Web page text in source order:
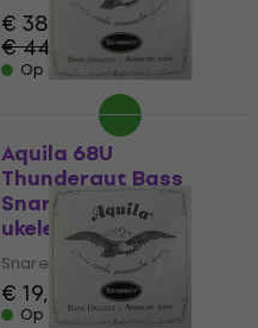
€ 38,20
€ 44,40
- 14 %
Op voorraad
Aquila 68U
Thundergut Bass
Snaren voor bas
ukelele (Als nieuw)
Snaren voor bas ukelele
€ 19,20 € 20,40
Op voorraad